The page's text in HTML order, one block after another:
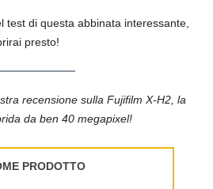
test di questa abbinata interessante,
presto!
recensione sulla Fujifilm X-H2, la
da ben 40 megapixel!
PRODOTTO